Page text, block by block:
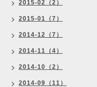
2015-02（2）
2015-01（7）
2014-12（7）
2014-11（4）
2014-10（2）
2014-09（11）